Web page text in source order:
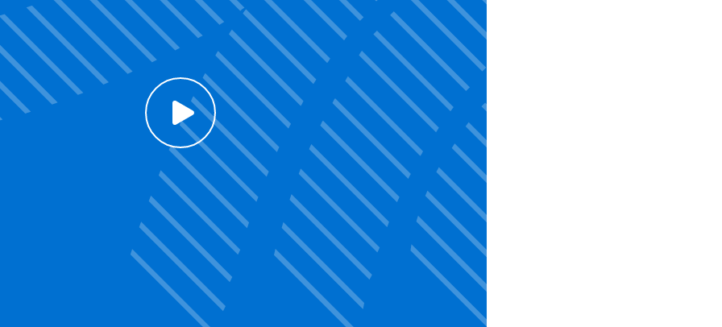
Voir la vidéo
Click to enable Youtube cookies and see content